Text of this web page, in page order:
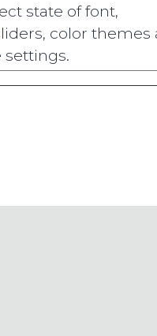
state of font,
color themes